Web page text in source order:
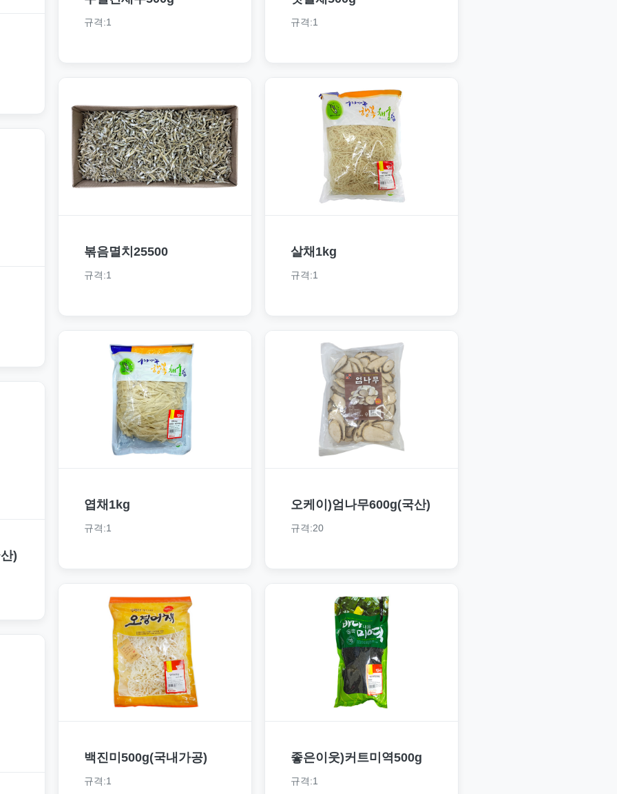
규격:1 규격:1
볶음멸치25500
규격:1
살채1kg
규격:1
엽채1kg
규격:1
오케이)엄나무600g(국산)
규격:20
)
백진미500g(국내가공)
규격:1
좋은이웃)커트미역500g
규격:1